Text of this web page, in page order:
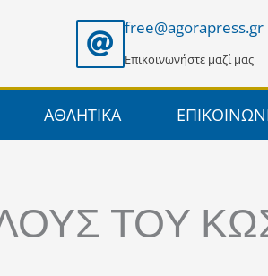
free@agorapress.gr
Επικοινωνήστε μαζί μας
ΑΘΛΗΤΙΚΑ
ΤΟΥ